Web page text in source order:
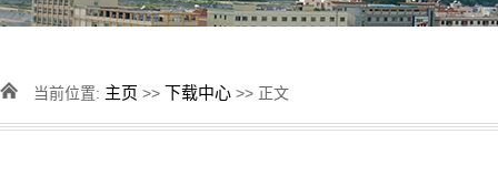
当前位置: 主页 >> 下载中心 >> 正文